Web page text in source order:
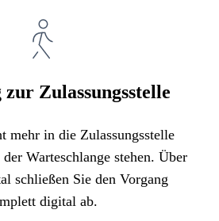
Zulassungsstelle
mehr in die Zulassungsstelle
Warteschlange stehen. Über
schließen Sie den Vorgang
digital ab.